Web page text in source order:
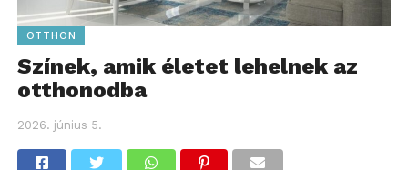
OTTHON
Színek, amik életet lehelnek az
otthonodba
2026. június 5.